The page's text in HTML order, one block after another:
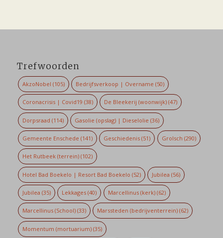
Trefwoorden
AkzoNobel (105) Bedrijfsverkoop | Overname (50)
Coronacrisis | Covid19 (38) De Bleekerij (woonwijk) (47)
Dorpsraad (114) Gasolie (opslag) | Dieselolie (36)
Gemeente Enschede (141) Geschiedenis (51) Grolsch (290)
Het Rutbeek (terrein)(102)
Hotel Bad Boekelo | Resort Bad Boekelo (52) Jubilea (56)
Jubilea (35) Lekkages (40) Marcellinus (kerk)(62)
Marcellinus (School)(33) Marssteden (bedrijventerrein) (62)
Momentum (mortuarium)(35)